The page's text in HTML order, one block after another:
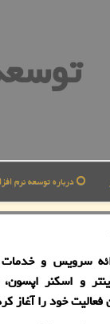
درباره توسعه نرم
سرویس و
و اسكنر اپسون،
خود را آغاز